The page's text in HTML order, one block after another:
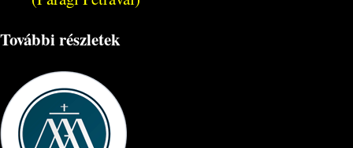
További részletek